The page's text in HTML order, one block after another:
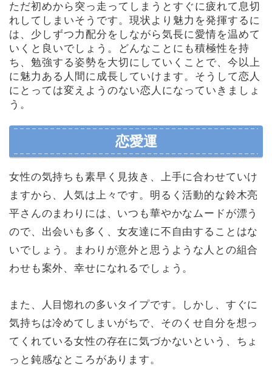
ただ初めから突っ走ってしまうとすぐに疲れて息切
れしてしまいそうです。現状より魅力を発揮するに
は、少しずつ力配分をしながら気長に愛情を温めて
いくと良いでしょう。どんなことにも積極性を持
ち、勉強する姿勢を大切にしていくことで、今以上
に魅力ある人間に成長していけます。そうして恋人
にとっては変えようのない恋人になっていきましょ
う。
恋愛運
女性の気持ちも素早く見抜き、上手に合わせていけ
ますから、人気は上々です。明るく活動的な鈴木亮
平さんのまわりには、いつも華やかなムードが漂う
ので、出会いも多く、女友達に不自由することはな
いでしょう。まわりが意外と思うような人との組合
わせも案外、幸せになれるでしょう。
また、人目惚れの多いタイプです。しかし、すぐに
気持ちは冷めてしまいがちで、そのくせ自分を想っ
てくれている女性の存在に気づかないという、ちょ
っと鈍感なところがあります。